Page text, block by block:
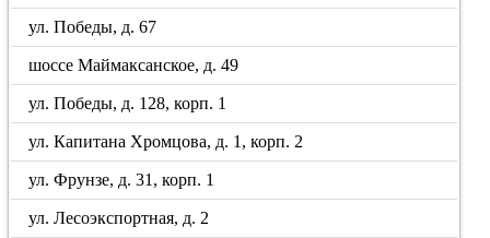
ул. Победы, д. 67
шоссе Маймаксанское, д. 49
ул. Победы, д. 128, корп. 1
ул. Капитана Хромцова, д. 1, корп. 2
ул. Фрунзе, д. 31, корп. 1
ул. Лесоэкспортная, д. 2